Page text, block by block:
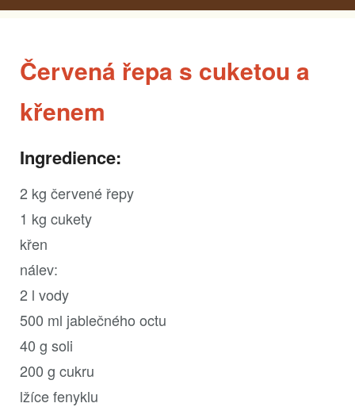
Červená řepa s cuketou a
křenem
Ingredience:
2 kg červené řepy
1 kg cukety
křen
nálev:
2 l vody
500 ml jablečného octu
40 g soli
200 g cukru
lžíce fenyklu